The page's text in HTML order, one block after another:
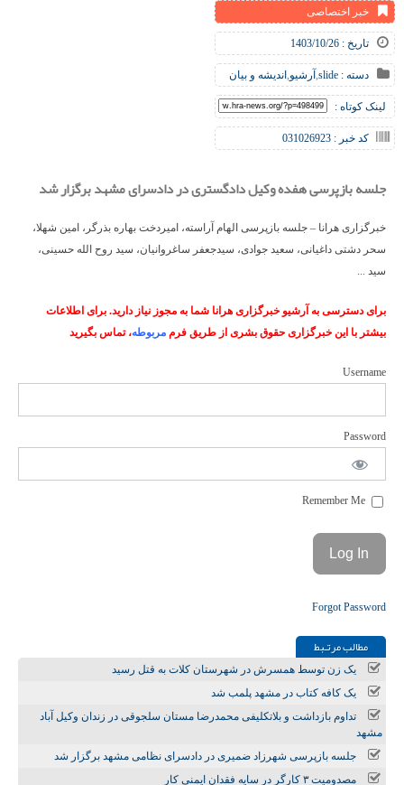
خبر اختصاصی
تاریخ : 1403/10/26
دسته : slide
,آرشیو,اندیشه و بیان
لینک کوتاه :
کد خبر : 031026923
جلسه بازپرسی هفده وکیل دادگستری در دادسرای مشهد برگزار شد
خبرگزاری هرانا – جلسه بازپرسی الهام آراسته، امیردخت بهاره بذرگر، امین شهلا،
سحر دشتی داغیانی، سعید جوادی، سیدجعفر ساغروانیان، سید روح الله حسینی،
سید ...
برای دسترسی به آرشیو خبرگزاری هرانا شما به مجوز نیاز دارید. برای اطلاعات
بیشتر با این خبرگزاری حقوق بشری از طریق فرم مربوطه، تماس بگیرید
Username
Password
Forgot Password
مطالب مرتـبط
یک زن توسط همسرش در شهرستان کلات به قتل رسید
یک کافه کتاب در مشهد پلمب شد
تداوم بازداشت و بلاتکلیفی محمدرضا مستان سلجوقی در زندان وکیل آباد
مشهد
جلسه بازپرسی شهرزاد ضمیری در دادسرای نظامی مشهد برگزار شد
مصدومیت ۳ کارگر در سایه فقدان ایمنی کار